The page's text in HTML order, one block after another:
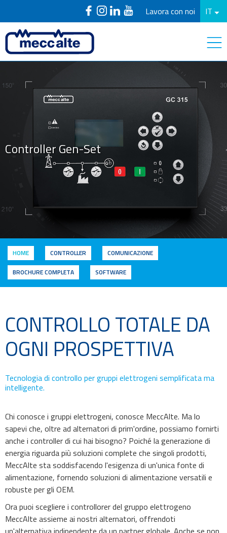
Lavora con noi IT
Controller Gen-Set
HOME CONTROLLER
COMUNICAZIONE
BROCHURE COMPLETA
SOFTWARE
CONTROLLO TOTALE DA
OGNI PROSPETTIVA
Tecnologia di controllo per gruppi elettrogeni semplificata ma
intelligente.
Chi conosce i gruppi elettrogeni, conosce MeccAlte. Ma lo
sapevi che, oltre ad alternatori di prim'ordine, possiamo fornirti
anche i controller di cui hai bisogno? Poiché la generazione di
energia riguarda più soluzioni complete che singoli prodotti,
MeccAlte sta soddisfacendo l'esigenza di un'unica fonte di
alimentazione, fornendo soluzioni di alimentazione versatili e
robuste per gli OEM.
Ora puoi scegliere i controllorer del gruppo elettrogeno
MeccAlte assieme ai nostri alternatori, offrendoti